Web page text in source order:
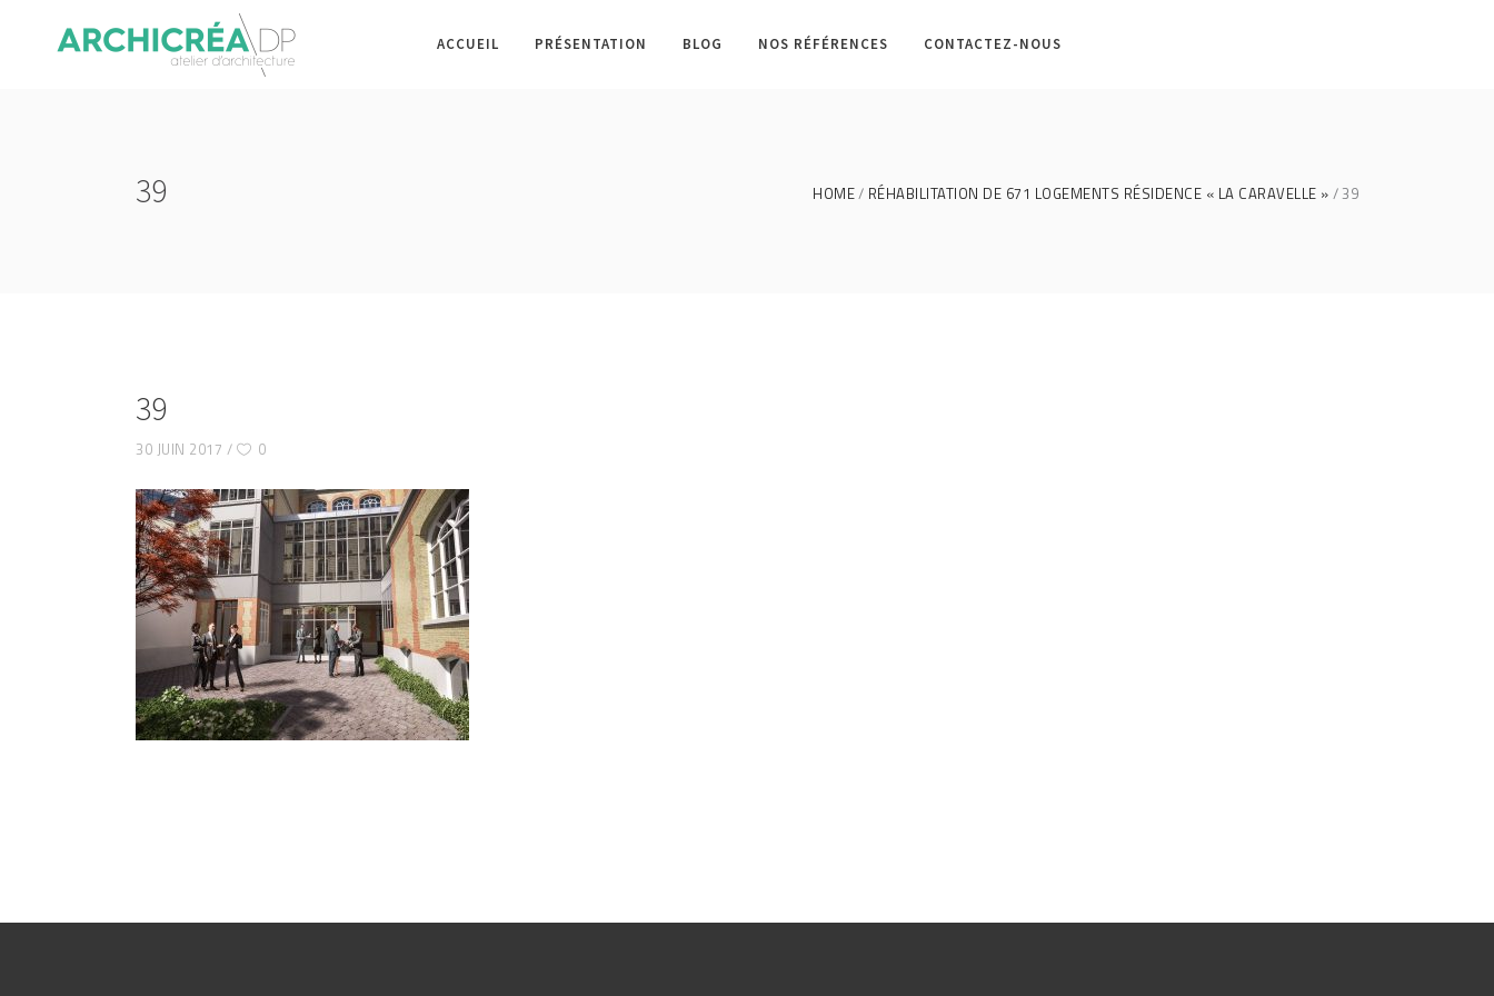
ACCUEIL PRÉSENTATION BLOG NOS RÉFÉRENCES CONTACTEZ-NOUS
39 HOME RÉHABILITATION DE 671 LOGEMENTS RÉSIDENCE « LA CARAVELLE » 39
39
30 JUIN 2017 0